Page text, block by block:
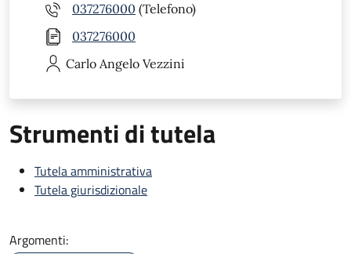
037276000 (Telefono)
037276000
Carlo Angelo Vezzini
Strumenti di tutela
Tutela amministrativa
Tutela giurisdizionale
Argomenti: